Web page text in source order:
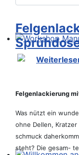
Workshop
Felgenlackierung
Was nützt ein
ohne Dellen,
schmuck
steht? Die gesam-